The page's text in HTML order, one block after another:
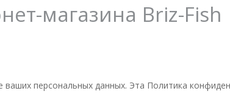
магазина Briz-Fish
персональных данных. Эта Политика